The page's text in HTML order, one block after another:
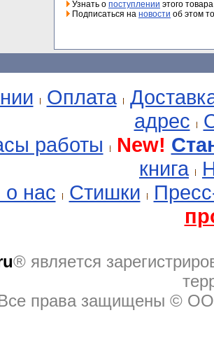
Узнать о поступлении этого
Подписаться на новости об этом
Оплата
адрес
работы New!
книга
нас
Стишки
® являeтся
права защищены ©